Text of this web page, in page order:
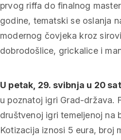
prvog riffa do finalnog
godine, tematski se oslanja
modernog čovjeka kroz
dobrodošlice, grickalice i
U petak, 29. svibnja u 20
u poznatoj igri Grad-država.
društvenoj igri temeljenoj na
Kotizacija iznosi 5 eura, broj